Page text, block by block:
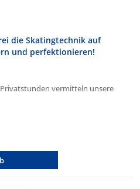
die Skatingtechnik auf
und perfektionieren!
vermitteln unsere